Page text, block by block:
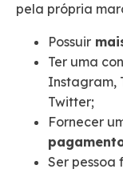
pela própria
Possuir
Ter uma
Instagram,
Twitter;
Fornecer
Ser pessoa